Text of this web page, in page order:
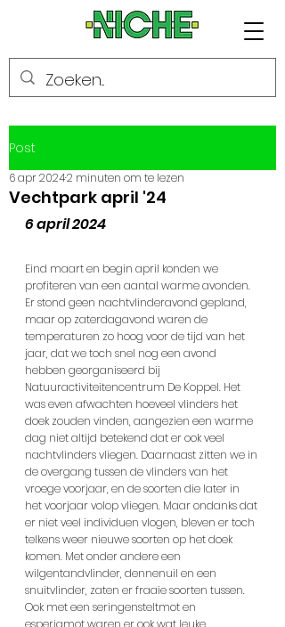
Post
Vechtpark april '24
6 apr 20242 minuten om te lezen
6 april 2024
Eind maart en begin april konden we
profiteren van een aantal warme avonden.
Er stond geen nachtvlinderavond gepland,
maar op zaterdagavond waren de
temperaturen zo hoog voor de tijd van het
jaar, dat we toch snel nog een avond
hebben georganiseerd bij
Natuuractiviteitencentrum De Koppel. Het
was even afwachten hoeveel vlinders het
doek zouden vinden, aangezien een warme
dag niet altijd betekend dat er ook veel
nachtvlinders vliegen. Daarnaast zitten we in
de overgang tussen de vlinders van het
vroege voorjaar, en de soorten die later in
het voorjaar volop vliegen. Maar ondanks dat
er niet veel individuen vlogen, bleven er toch
telkens weer nieuwe soorten op het doek
komen. Met onder andere een
wilgentandvlinder, dennenuil en een
snuitvlinder, zaten er fraaie soorten tussen.
Ook met een seringensteltmot en
esperiamot waren er ook wat leuke